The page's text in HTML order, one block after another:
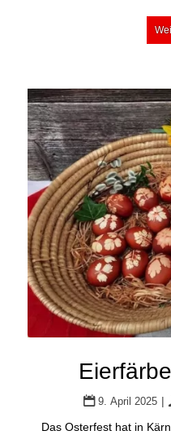
9. April 2025 |
Das Osterfest hat in